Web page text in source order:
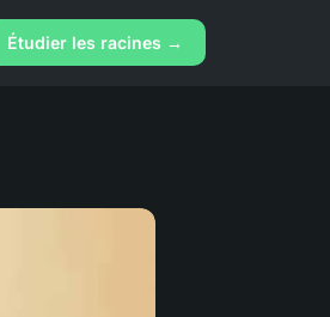
Étudier les racines →